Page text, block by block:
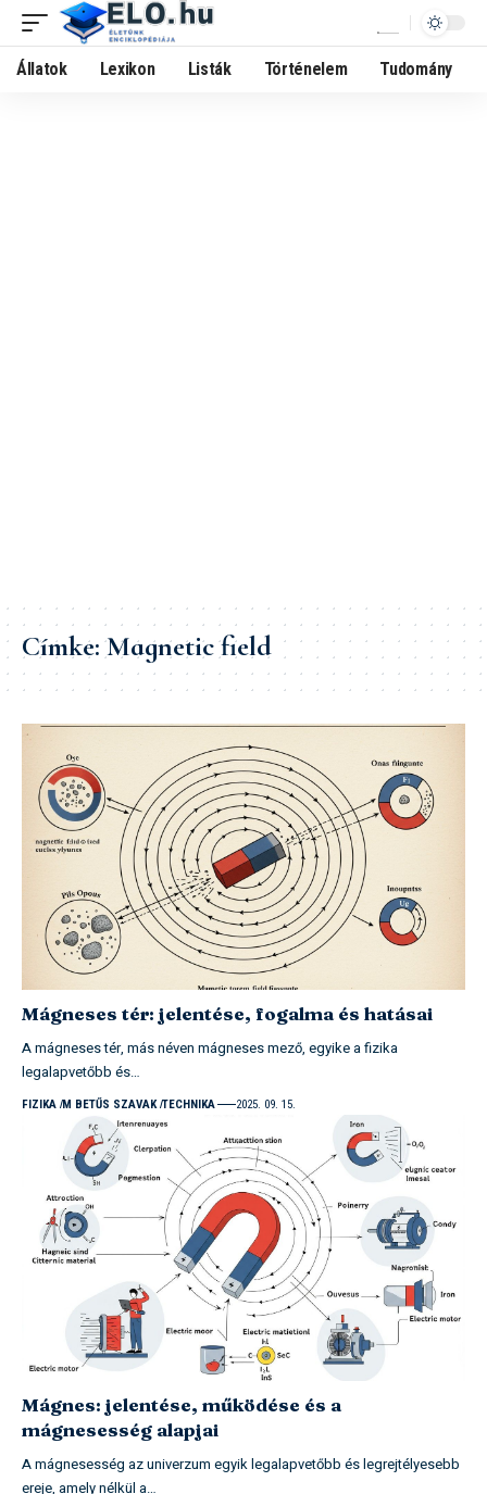
Állatok Lexikon Listák Történelem Tudomány
Címke:Magnetic field
Mágneses tér: jelentése, fogalma és hatásai
A mágneses tér, más néven mágneses mező, egyike a fizika
legalapvetőbb és…
FIZIKA M BETŰS SZAVAK TECHNIKA 2025. 09. 15.
Mágnes: jelentése, működése és a
mágnesesség alapjai
A mágnesesség az univerzum egyik legalapvetőbb és legrejtélyesebb
ereje, amely nélkül a…